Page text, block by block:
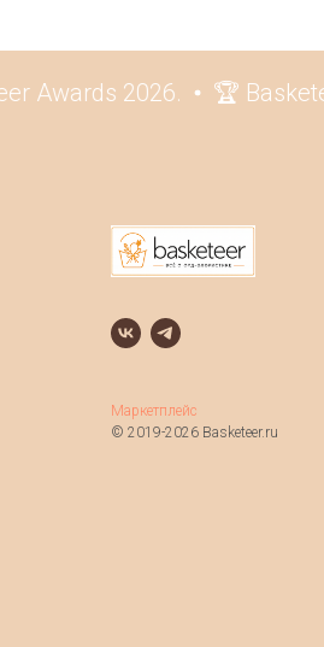
Awards 2026. 🏆
Маркетплейс
© 2019-2026 Basketeer.ru